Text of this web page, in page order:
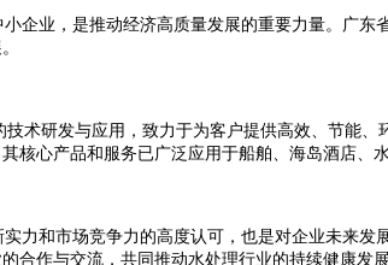
企业，是推动经济高质量发展的重要力量。广
术研发与应用，致力于为客户提供高效、节能
心产品和服务已广泛应用于船舶、海岛酒店、
力和市场竞争力的高度认可，也是对企业未来
合作与交流，共同推动水处理行业的持续健康发